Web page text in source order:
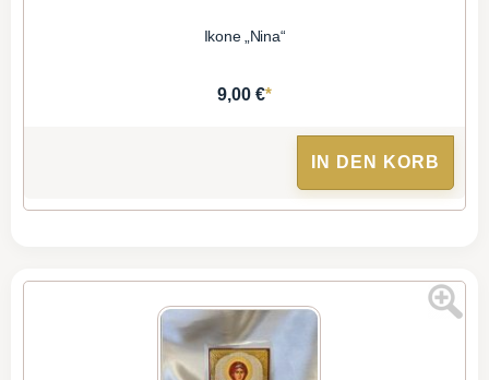
Ikone „Nina“
9,00 €*
IN DEN KORB